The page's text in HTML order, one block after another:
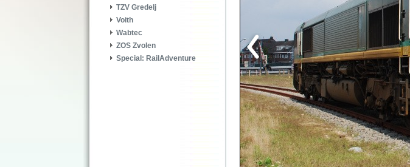
TZV Gredelj
Voith
Wabtec
ZOS Zvolen
Special: RailAdventure